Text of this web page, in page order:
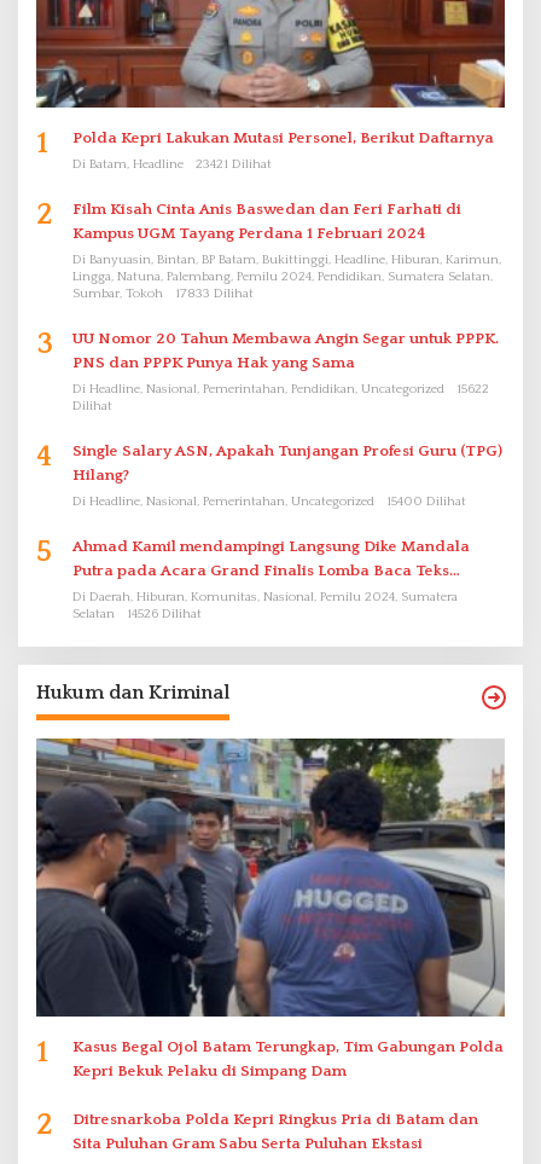
1 Polda Kepri Lakukan Mutasi Personel, Berikut Daftarnya
Di Batam, Headline 23421 Dilihat
2
Film Kisah Cinta Anis Baswedan dan Feri Farhati di
Kampus UGM Tayang Perdana 1 Februari 2024
Di Banyuasin, Bintan, BP Batam, Bukittinggi, Headline, Hiburan, Karimun,
Lingga, Natuna, Palembang, Pemilu 2024, Pendidikan, Sumatera Selatan,
Sumbar, Tokoh
17833 Dilihat
3
UU Nomor 20 Tahun Membawa Angin Segar untuk PPPK.
PNS dan PPPK Punya Hak yang Sama
Di Headline, Nasional, Pemerintahan, Pendidikan, Uncategorized
15622
Dilihat
4
Single Salary ASN, Apakah Tunjangan Profesi Guru (TPG)
Hilang?
Di Headline, Nasional, Pemerintahan, Uncategorized 15400 Dilihat
5
Ahmad Kamil mendampingi Langsung Dike Mandala
Putra pada Acara Grand Finalis Lomba Baca Teks
Proklamasi Mirip Bung Karno di Bali
Di Daerah, Hiburan, Komunitas, Nasional, Pemilu 2024, Sumatera
Selatan
14526 Dilihat
Hukum dan Kriminal
1
Kasus Begal Ojol Batam Terungkap, Tim Gabungan Polda
Kepri Bekuk Pelaku di Simpang Dam
2
Ditresnarkoba Polda Kepri Ringkus Pria di Batam dan
Sita Puluhan Gram Sabu Serta Puluhan Ekstasi